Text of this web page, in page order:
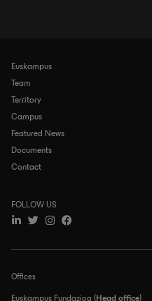
Navegación
principal
Euskampus
Team
Territory
Campus
Featured News
Documents
Contact
Offices
Euskampus Fundazioa ( Head office)
FOLLOW US